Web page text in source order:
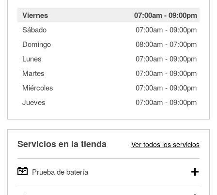
Viernes 07:00am-09:00pm
Sábado 07:00am -09:00pm
Domingo
08:00am -07:00pm
Lunes
07:00am -09:00pm
Martes
07:00am -09:00pm
Miércoles
07:00am -09:00pm
Jueves
07:00am -09:00pm
Servicios en la tienda Ver todos los servicios
Prueba de batería